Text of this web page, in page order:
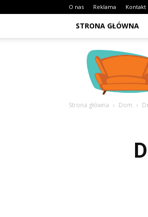
O nas Reklama Kontakt
STRONA GŁÓWNA
StudioDeco.pl
Strona główna Dom